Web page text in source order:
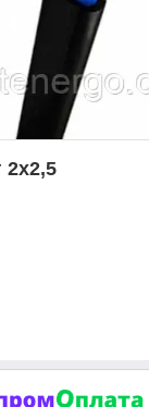
2х2,5